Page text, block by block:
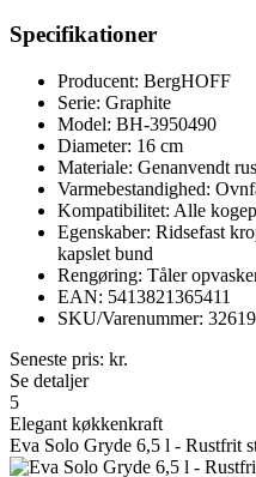
Specifikationer
Producent: BergHOFF
Serie: Graphite
Model: BH-3950490
Diameter: 16 cm
Materiale: Genanvendt
Varmebestandighed:
Kompatibilitet: Alle
Egenskaber: Ridsefast
kapslet bund
Rengøring: Tåler
EAN: 5413821365411
SKU/Varenummer:
Seneste pris: kr.
Se detaljer
5
Elegant køkkenkraft
Eva Solo Gryde 6,5 l - Rustfrit